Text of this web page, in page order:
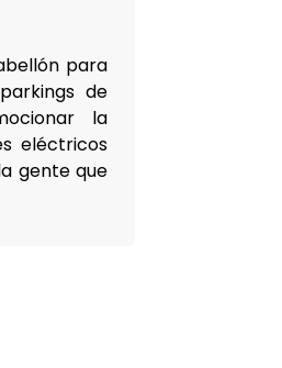
para
de
la
eléctricos
gente que